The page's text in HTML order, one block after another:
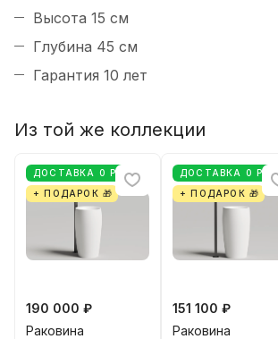
Высота 15 см
Глубина 45 см
Гарантия 10 лет
Из той же коллекции
ДОСТАВКА 0 РУБ
+ ПОДАРОК 🎁
190 000 ₽
Раковина
ДОСТАВКА 0 РУБ
+ ПОДАРОК 🎁
151 100 ₽
Раковина